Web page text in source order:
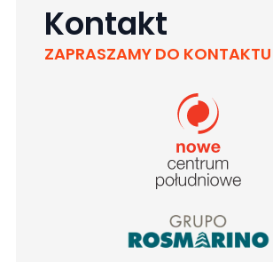
Kontakt
ZAPRASZAMY DO KONTAKTU